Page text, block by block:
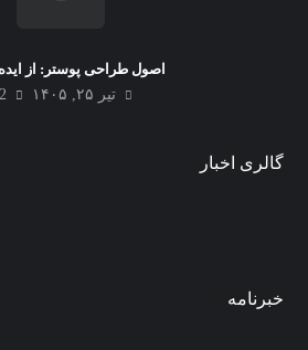
اصول طراحی پوستر: از
تیر ۲۵, ۱۴۰۵
2
گالری اخبار
یادگیری طراحی
خبرنامه